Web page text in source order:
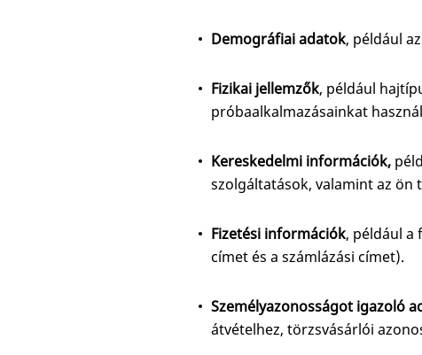
Demográfiai adatok, például
Fizikai jellemzők, például
próbaalkalmazásainkat
Kereskedelmi információk,
szolgáltatások, valamint az ön
Fizetési információk, például a
címet és a számlázási címet).
Személyazonosságot igazoló
átvételhez, törzsvásárlói